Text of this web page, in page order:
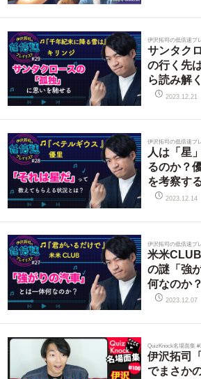
伊沢拓司の低倍速プ
サンタク
の行く先
ら読み解
2023.12.21
伊沢拓司の低倍速プ
人は「星
るのか？
を考察す
2023.12.14
伊沢拓司の低倍速プ
米米
の謎「強
何なのか？
2023.12.07
QuizKnock名場面集
伊沢拓司
でまさか